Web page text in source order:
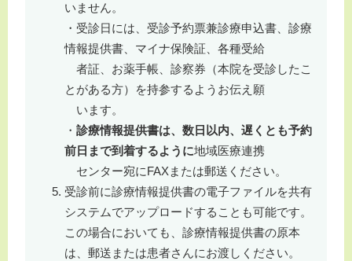
いません。
・受診日には、受診予約票兼診療申込書、診療
情報提供書、マイナ保険証、各種受給
者証、お薬手帳、診察券（本院を受診したこ
とがある方）を持参するようお伝え願
います。
・ 診療情報提供書は、数日以内、遅くとも予約
前日まで到着するように地域医療連携
センター宛にFAXまたは郵送ください。
受診前に診療情報提供書の電子ファイルを共有
システムでアップロードすることも可能です。
この場合においても、診療情報提供書の原本
は、郵送または患者さんにお渡しください。